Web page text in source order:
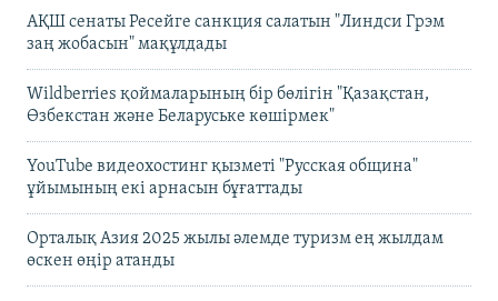
АҚШ сенаты Ресейге санкция салатын "Линдси Грэм
заң жобасын" мақұлдады
Wildberries қоймаларының бір бөлігін "Қазақстан,
Өзбекстан және Беларуське көшірмек"
YouTube видеохостинг қызметі "Русская община"
ұйымының екі арнасын бұғаттады
Орталық Азия 2025 жылы әлемде туризм ең жылдам
өскен өңір атанды